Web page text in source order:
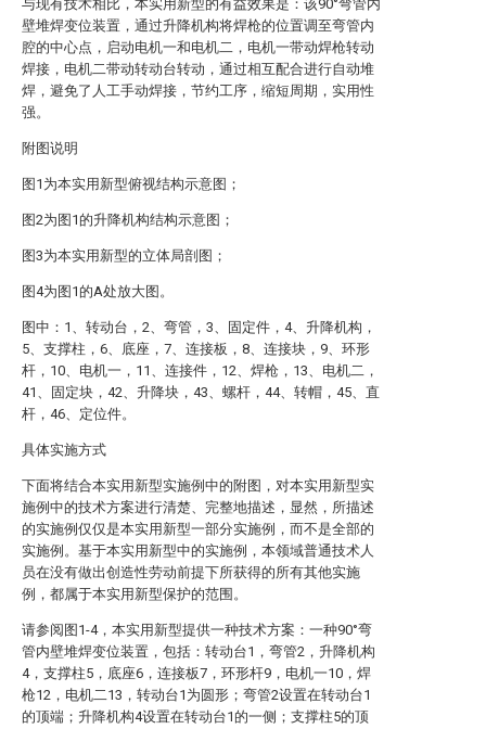
与现有技术相比，本实用新型的有益效果是：该90°弯管内
壁堆焊变位装置，通过升降机构将焊枪的位置调至弯管内
腔的中心点，启动电机一和电机二，电机一带动焊枪转动
焊接，电机二带动转动台转动，通过相互配合进行自动堆
焊，避免了人工手动焊接，节约工序，缩短周期，实用性
强。
附图说明
图1为本实用新型俯视结构示意图；
图2为图1的升降机构结构示意图；
图3为本实用新型的立体局剖图；
图4为图1的A处放大图。
图中：1、转动台，2、弯管，3、固定件，4、升降机构，
5、支撑柱，6、底座，7、连接板，8、连接块，9、环形
杆，10、电机一，11、连接件，12、焊枪，13、电机二，
41、固定块，42、升降块，43、螺杆，44、转帽，45、直
杆，46、定位件。
具体实施方式
下面将结合本实用新型实施例中的附图，对本实用新型实
施例中的技术方案进行清楚、完整地描述，显然，所描述
的实施例仅仅是本实用新型一部分实施例，而不是全部的
实施例。基于本实用新型中的实施例，本领域普通技术人
员在没有做出创造性劳动前提下所获得的所有其他实施
例，都属于本实用新型保护的范围。
请参阅图1-4，本实用新型提供一种技术方案：一种90°弯
管内壁堆焊变位装置，包括：转动台1，弯管2，升降机构
4，支撑柱5，底座6，连接板7，环形杆9，电机一10，焊
枪12，电机二13，转动台1为圆形；弯管2设置在转动台1
的顶端；升降机构4设置在转动台1的一侧；支撑柱5的顶